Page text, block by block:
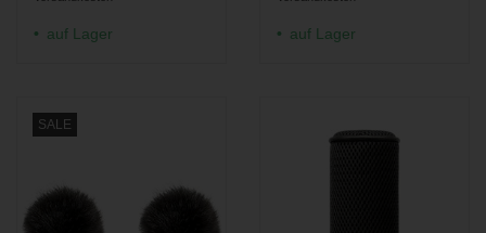
auf Lager auf Lager
SALE